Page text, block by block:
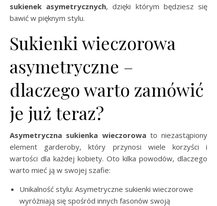
sukienek asymetrycznych, dzięki którym będziesz się
bawić w pięknym stylu.
Sukienki wieczorowa
asymetryczne –
dlaczego warto zamówić
je już teraz?
Asymetryczna sukienka wieczorowato niezastąpiony
element garderoby, który przynosi wiele korzyści i
wartości dla każdej kobiety. Oto kilka powodów, dlaczego
warto mieć ją w swojej szafie:
Unikalność stylu: Asymetryczne sukienki wieczorowe
wyróżniają się spośród innych fasonów swoją